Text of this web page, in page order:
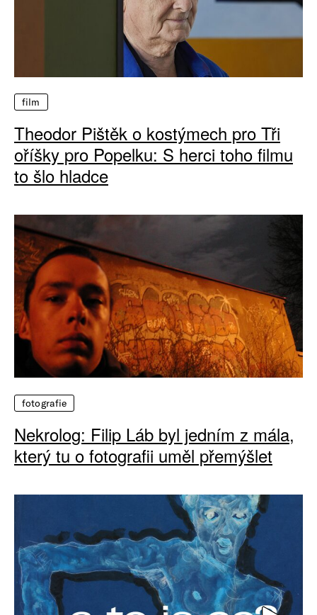
film
Theodor Pištěk o kostýmech pro Tři
oříšky pro Popelku: S herci toho filmu
to šlo hladce
fotografie
Nekrolog: Filip Láb byl jedním z mála,
který tu o fotografii uměl přemýšlet